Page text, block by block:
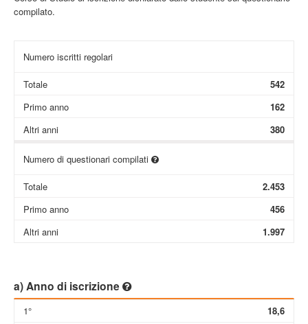
compilato.
Numero iscritti regolari
Totale
542
Primo anno
162
Altri anni
380
Numero di questionari compilati
Totale
2.453
Primo anno
456
Altri anni
1.997
a) Anno di iscrizione
1°
18,6